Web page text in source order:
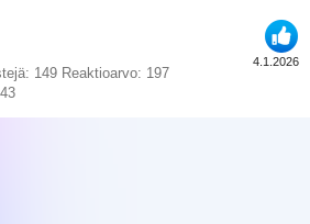
4.1.2026
149 Reaktioarvo 197
43